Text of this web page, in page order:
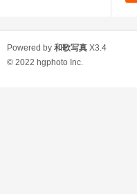
Powered by 和歌写真 X3.4
© 2022 hgphoto Inc.